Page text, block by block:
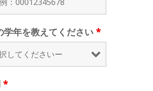
学年を教えてください *
*